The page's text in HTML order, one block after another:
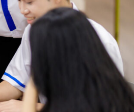
Các phương thức tuyển sinh
đại học chính quy năm